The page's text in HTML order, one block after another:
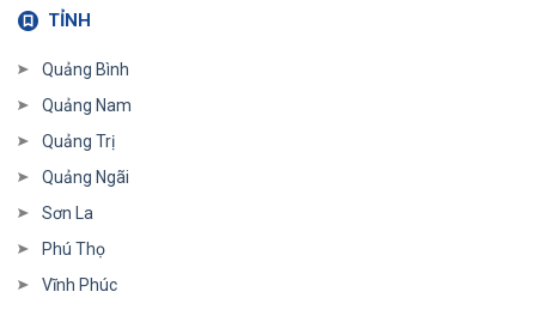
TỈNH
Quảng Bình
Quảng Nam
Quảng Trị
Quảng Ngãi
Sơn La
Phú Thọ
Vĩnh Phúc